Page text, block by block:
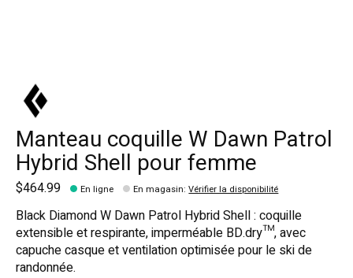
Manteau coquille W Dawn Patrol
Hybrid Shell pour femme
$464.99 En ligne En magasin:Vérifier la disponibilité
Black Diamond W Dawn Patrol Hybrid Shell : coquille
extensible et respirante, imperméable BD.dry™, avec
capuche casque et ventilation optimisée pour le ski de
randonnée.